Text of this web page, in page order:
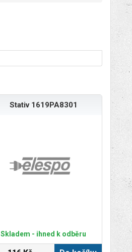
Stativ 1619PA8301
Skladem - ihned k odběru